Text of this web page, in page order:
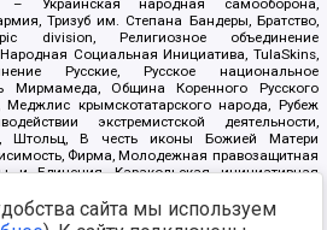
– Украинская народная самооборона,
Тризуб им. Степана Бандеры, Братство,
division, Религиозное объединение
Социальная Инициатива, TulaSkins,
Русские, Русское национальное
Мирмамеда, Община Коренного Русского
крымскотатарского народа, Рубеж
экстремистской деятельности,
Штольц, В честь иконы Божией Матери
Фирма, Молодежная правозащитная
и Единения, Каракольская инициативная
Ак Умут, Русская республика Русь,
Башкорт, Нация и свобода, W.H.С., Фалунь
сайта мы используем